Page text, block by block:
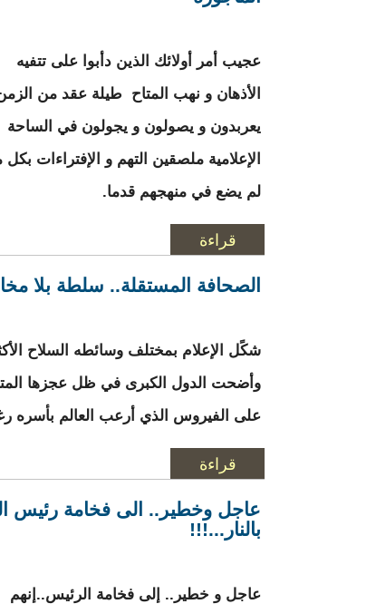
عجيب أمر أولائك الذين دأبوا على تتفيه
الأذهان و نهب المتاح طيلة عقد من
يعربدون و يصولون و يجولون في الساحة
الإعلامية ملصقين التهم و الإفتراءات
لم يضع في منهجهم قدما.
قراءة
الصحافة المستقلة.. سلطة بلا
شكًل الإعلام بمختلف وسائطه السلاح
وأضحت الدول الكبرى في ظل عجزها
على الفيروس الذي أرعب العالم بأسره
قراءة
عاجل وخطير.. الى فخامة رئيس
بالنار...!!!
عاجل و خطير.. إلى فخامة الرئيس..إنهم